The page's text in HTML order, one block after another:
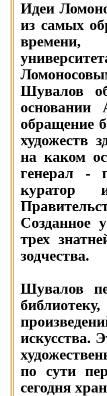
Идеи
из самых
времени,
Шувалов
основании
обращение
художеств
на каком
генерал -
куратор
Созданное
трех
зодчества.
Шувалов
искусства.
по сути
сегодня